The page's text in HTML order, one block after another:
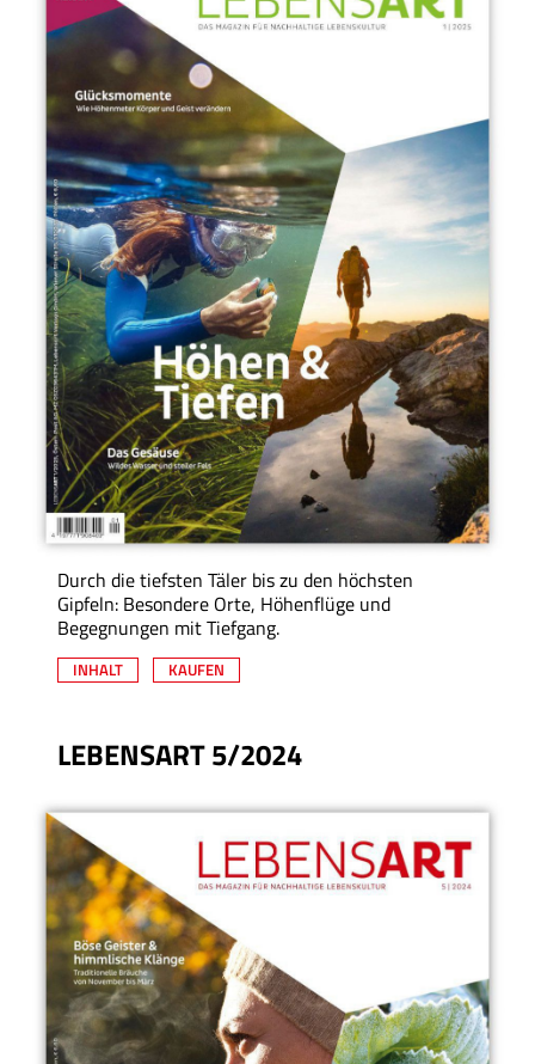
Durch die tiefsten Täler bis zu den höchsten
Gipfeln: Besondere Orte, Höhenflüge und
Begegnungen mit Tiefgang.
INHALT KAUFEN
LEBENSART 5/2024